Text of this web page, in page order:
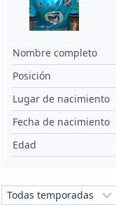
Nombre completo
Posición
Lugar de nacimiento
Fecha de nacimiento
Edad